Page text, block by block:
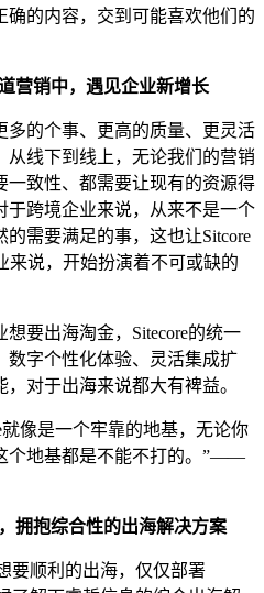
的内容，交到可能喜欢他们的
营销中，遇见企业新增长
多的个事、更高的质量、更灵活
从线下到线上，无论我们的营销
一致性、都需要让现有的资源得
于跨境企业来说，从来不是一个
需要满足的事，这也让Sitcore
来说，开始扮演着不可或缺的
要出海淘金，Sitecore的统一
数字个性化体验、灵活集成扩
对于出海来说都大有裨益。
像是一个牢靠的地基，无论你
个地基都是不能不打的。”——
拥抱综合性的出海解决方案
要顺利的出海，仅仅部署